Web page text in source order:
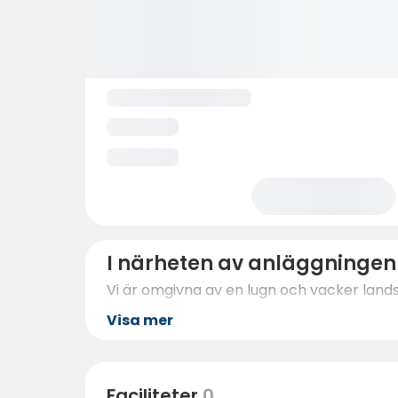
I närheten av anläggningen
Vi är omgivna av en lugn och vacker
Visa mer